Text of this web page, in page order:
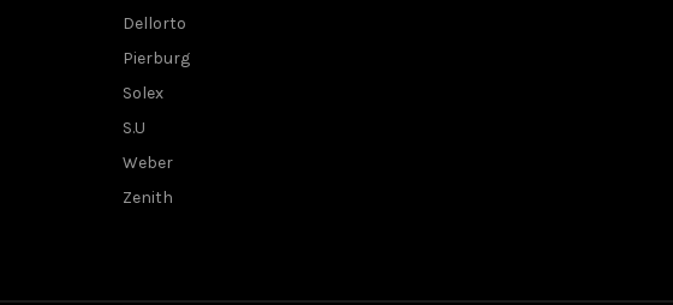
Dellorto
Pierburg
Solex
S.U
Weber
Zenith